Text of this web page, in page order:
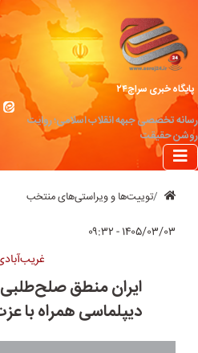
پایگاه خبری سراج۲۴
رسانه تخصصی جبهه انقلاب اسلامی؛ روایت
روشن حقیقت
توییت‌ها و ویراستی‌های منتخب
۱۴۰۵/۰۳/۰۳ - ۰۹:۳۲
ایران منطق
دیپلماسی همراه با